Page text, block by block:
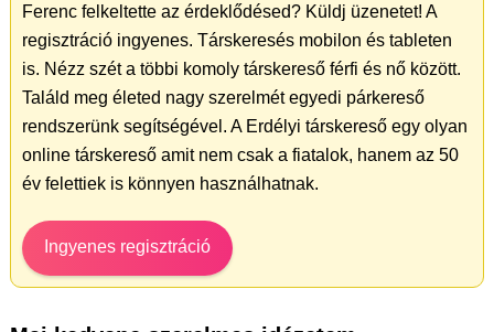
Ferenc felkeltette az érdeklődésed? Küldj üzenetet! A
regisztráció ingyenes. Társkeresés mobilon és tableten
is. Nézz szét a többi komoly társkereső férfi és nő között.
Találd meg életed nagy szerelmét egyedi párkereső
rendszerünk segítségével. A Erdélyi társkereső egy olyan
online társkereső amit nem csak a fiatalok, hanem az 50
év felettiek is könnyen használhatnak.
Ingyenes regisztráció